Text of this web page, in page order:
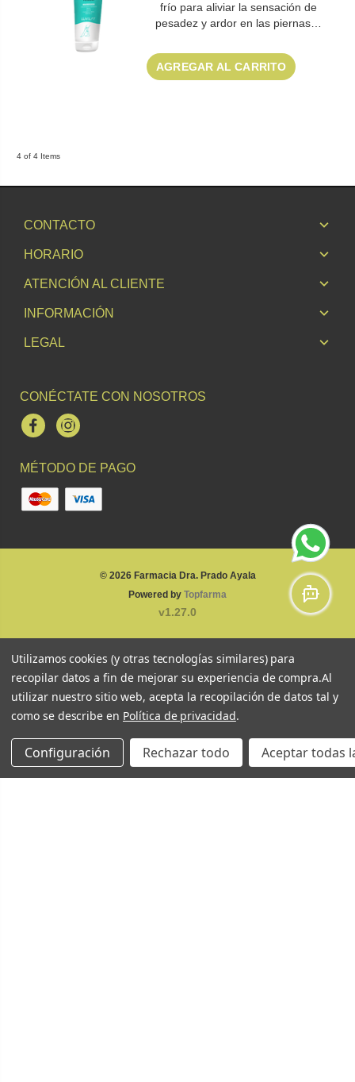
frío para aliviar la sensación de
pesadez y ardor en las piernas…
AGREGAR AL CARRITO
4 of 4 Items
CONTACTO
HORARIO
ATENCIÓN AL CLIENTE
INFORMACIÓN
LEGAL
CONÉCTATE CON NOSOTROS
FacebookInstagram
MÉTODO DE PAGO
© 2026 Farmacia Dra. Prado Ayala
Powered by Topfarma
v1.27.0
Utilizamos cookies (y otras tecnologías similares) para
recopilar datos a fin de mejorar su experiencia de compra.Al
utilizar nuestro sitio web, acepta la recopilación de datos tal y
como se describe en Política de privacidad.
Configuración Rechazar todo Aceptar todas